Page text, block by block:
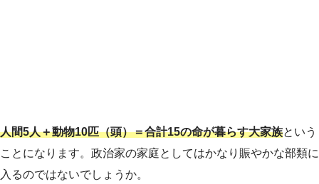
人間5人＋動物10匹（頭）＝合計15の命が暮らす大家族という
ことになります。政治家の家庭としてはかなり賑やかな部類に
入るのではないでしょうか。